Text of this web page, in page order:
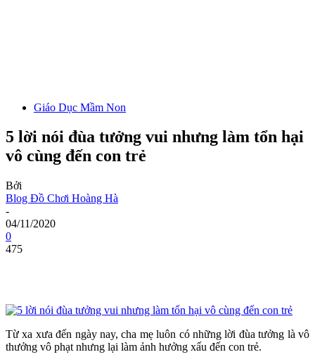
Giáo Dục Mầm Non
5 lời nói đùa tưởng vui nhưng làm tổn hại
vô cùng đến con trẻ
Bởi
Blog Đồ Chơi Hoàng Hà
-
04/11/2020
0
475
Từ xa xưa đến ngày nay, cha mẹ luôn có những lời đùa tưởng là vô
thưởng vô phạt nhưng lại làm ảnh hưởng xấu đến con trẻ.